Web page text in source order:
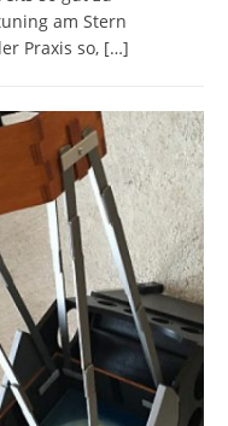
am Stern
Praxis so, […]